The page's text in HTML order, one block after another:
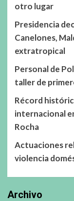
otro lugar
Presidencia
Canelones,
extratropical
Personal de
taller de
Récord
internacional
Rocha
Actuaciones
violencia
Archivo